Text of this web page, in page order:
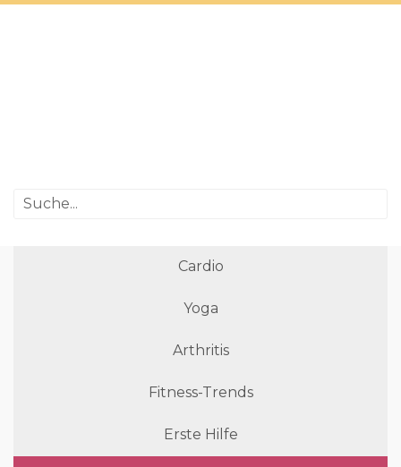
Cardio
Yoga
Arthritis
Fitness-Trends
Erste Hilfe